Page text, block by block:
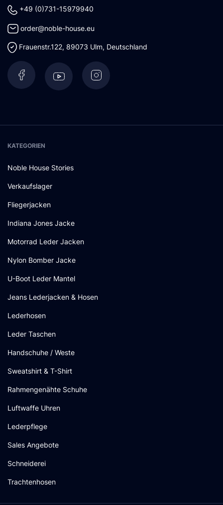
+49 (0)731-15979940
order@noble-house.eu
Frauenstr.122, 89073 Ulm, Deutschland
KATEGORIEN
Noble House Stories
Verkaufslager
Fliegerjacken
Indiana Jones Jacke
Motorrad Leder Jacken
Nylon Bomber Jacke
U-Boot Leder Mantel
Jeans Lederjacken & Hosen
Lederhosen
Leder Taschen
Handschuhe / Weste
Sweatshirt & T-Shirt
Rahmengenähte Schuhe
Luftwaffe Uhren
Lederpflege
Sales Angebote
Schneiderei
Trachtenhosen